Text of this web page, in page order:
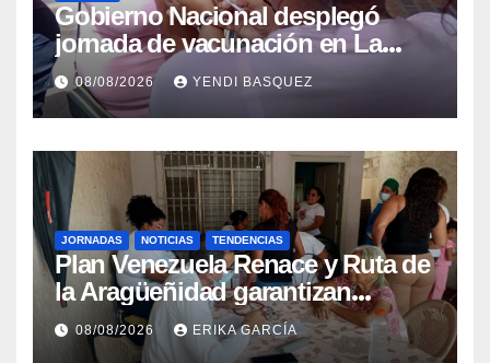
Gobierno Nacional desplegó
jornada de vacunación en La
Guaira para garantizar protección
epidemiológica
08/08/2026 YENDI BASQUEZ
JORNADAS NOTICIAS TENDENCIAS
Plan Venezuela Renace y Ruta de
la Aragüeñidad garantizan
atención médica integral en
Aragua
08/08/2026 ERIKA GARCÍA